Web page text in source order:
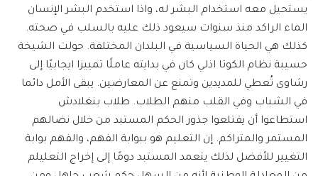
يستحيل معه استخدام البشر له، واذا استخدم البشر الإنسان
الماء الراكد منذ سنوات سيعود ذلك عليه بالسلب في صحته.
كذلك هي الحياة السياسية في البلدان المختلفة. حولت الشيخة
حسيبة نظام الكوتا اذلي كان في بدايته عاملًا تمييزا ايجابيًا إلى
رشاوى تُعطي للمديدين وتمنع عن المعارضين. يبقى الأمل دائما
في الشباب وفي القلب منهم الطلاب. طلاب بنغلادش
استطاعوا أن يقتلعوا جذور الحكم المستبد من خلال نضالهم
المستمر والمتراكم. إن التعليم هو ببوابة الفهم، والفهم بوابة
التغيير للأفضل لذلك يتعمد المستبد دومًا إلى إخراج التعليلم